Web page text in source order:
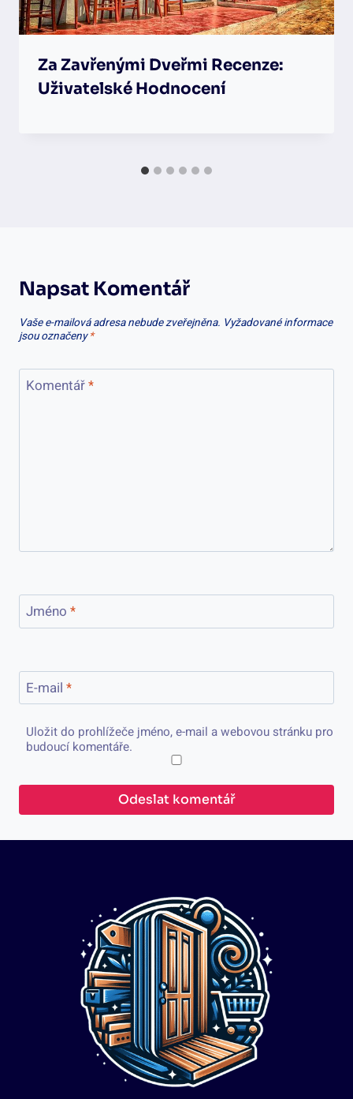
Za Zavřenými Dveřmi Recenze:
Uživatelské Hodnocení
Napsat Komentář
Vaše e-mailová adresa nebude zveřejněna. Vyžadované informace
jsou označeny*
Komentář*
Jméno *
E-mail *
Uložit do prohlížeče jméno, e-mail a webovou stránku pro
budoucí komentáře.